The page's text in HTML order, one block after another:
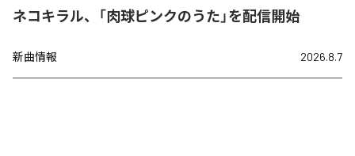
ネコキラル、「肉球ピンクのうた」を配信開始
新曲情報 2026.8.7